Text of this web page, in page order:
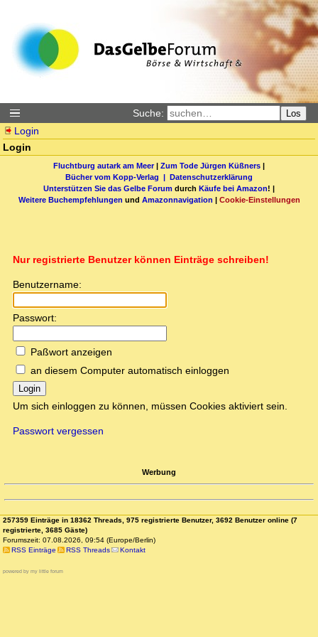
Suche: Los
Login
Login
Fluchtburg autark am Meer| Zum Tode Jürgen Küßners |
Bücher vom Kopp-Verlag | Datenschutzerklärung
Unterstützen Sie das Gelbe Forum durch Käufe bei Amazon! |
Weitere Buchempfehlungen und Amazonnavigation | Cookie-Einstellungen
Nur registrierte Benutzer können Einträge schreiben!
Benutzername:
Passwort:
Paßwort anzeigen
an diesem Computer automatisch einloggen
Login
Um sich einloggen zu können, müssen Cookies aktiviert sein.
Passwort vergessen
Werbung
257359 Einträge in 18362 Threads, 975 registrierte Benutzer, 3692 Benutzer online (7
registrierte, 3685 Gäste)
Forumszeit: 07.08.2026, 09:54 (Europe/Berlin)
RSS Einträge
RSS Threads Kontakt
powered by my little forum